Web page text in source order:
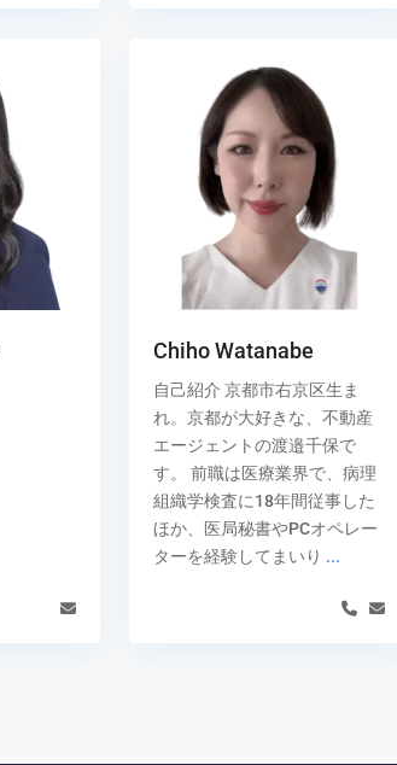
Chiho Watanabe
自己紹介 京都市右京区生ま
れ。京都が大好きな、不動産
エージェントの渡邉千保で
す。 前職は医療業界で、病理
組織学検査に18年間従事した
ほか、医局秘書やPCオペレー
ターを経験してまいり ...